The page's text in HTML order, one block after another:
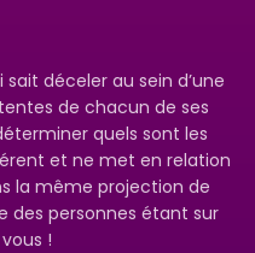
déceler au sein d’une
de chacun de ses
quels sont les
et ne met en relation
la même projection de
des personnes étant sur
!